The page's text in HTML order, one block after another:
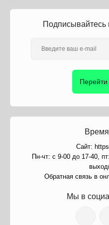
Подписывайтесь
Перейти
Сайт:
Пн-чт: с 9-00 до 17-40,
Обратная связь в
Мы в